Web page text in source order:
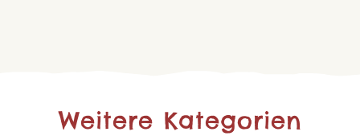
Weitere Kategorien